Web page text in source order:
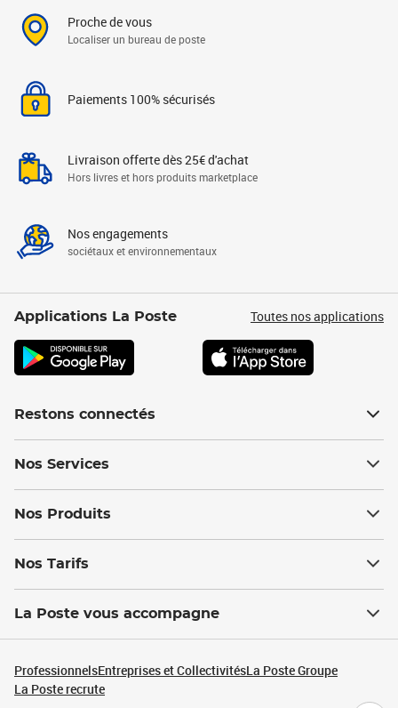
Proche de vous
Localiser un bureau de poste
Paiements 100% sécurisés
Livraison offerte dès 25€ d'achat
Hors livres et hors produits marketplace
Nos engagements
sociétaux et environnementaux
Applications La Poste Toutes nos applications
Restons connectés
Nos Services
Nos Produits
Nos Tarifs
La Poste vous accompagne
ProfessionnelsEntreprises et CollectivitésLa Poste Groupe
La Poste recrute